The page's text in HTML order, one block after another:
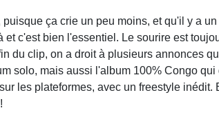
ça crie un peu moins, et qu'il y a
et c'est bien l'essentiel. Le sourire est
du clip, on a droit à plusieurs annonces
solo, mais aussi l'album 100% Congo
les plateformes, avec un freestyle inédit.